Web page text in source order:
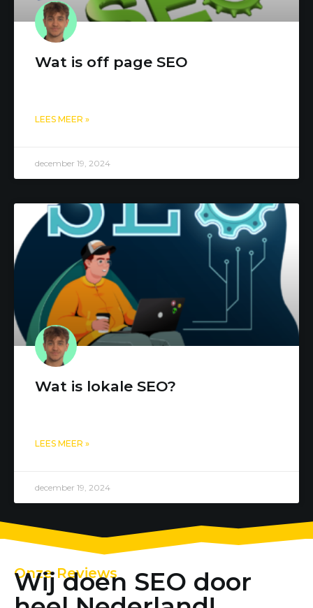
Wat is off page SEO
LEES MEER »
december 19, 2024
Wat is lokale SEO?
LEES MEER »
december 19, 2024
Onze Reviews
Wij doen SEO door